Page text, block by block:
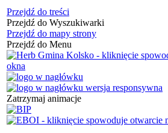
Przejdź do treści
Przejdź do Wyszukiwarki
Przejdź do mapy strony
Przejdź do Menu
Zatrzymaj animacje